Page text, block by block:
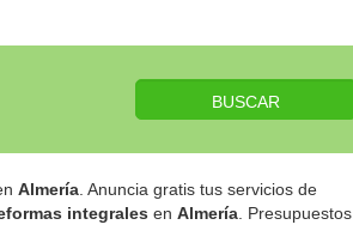
BUSCAR
Almería . Anuncia gratis tus servicios de
integrales en Almería . Presupuestos